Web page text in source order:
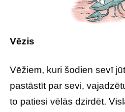
Vēzis
Vēžiem, kuri šodien sevī
pastāstīt par sevi,
to patiesi vēlās dzirdēt.